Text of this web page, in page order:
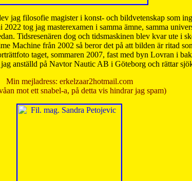
jag filosofie magister i konst- och bildvetenskap som
tog jag masterexamen i samma ämne, samma
Tidsresenären dog och tidsmaskinen blev kvar ute i
Machine från 2002 så beror det på att bilden är ritad
taget, sommaren 2007, fast med byn Lovran i
jag anställd på Navtor Nautic AB i Göteborg och rättar
Min mejladress: erkelzaar2hotmail.com
mot ett snabel-a, på detta vis hindrar jag spam)